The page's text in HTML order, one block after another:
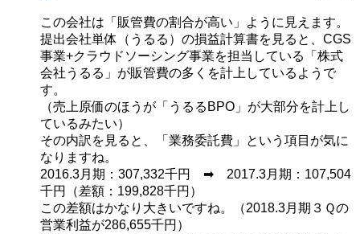
この会社は「販管費の割合が高い」ように見えます。
提出会社単体（うるる）の損益計算書を見ると、CGS
事業+クラウドソーシング事業を担当している「株式
会社うるる」が販管費の多くを計上しているようで
す。
（売上原価のほうが「うるるBPO」が大部分を計上し
ているみたい）
その内訳を見ると、「業務委託費」という項目が気に
なりますね。
2016.3月期：307,332千円 ➡ 2017.3月期：107,504
千円（差額：199,828千円）
この差額はかなり大きいですね。（2018.3月期３Ｑの
営業利益が286,655千円）